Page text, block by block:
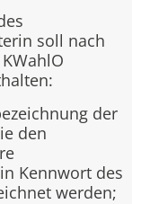
soll nach
der
den
Kennwort des
werden;